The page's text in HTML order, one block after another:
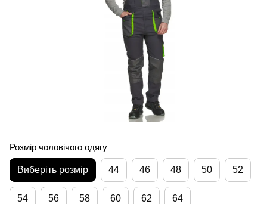
Розмір чоловічого одягу
Виберіть розмір 44 46 48 50 52
54 56 58 60 62 64